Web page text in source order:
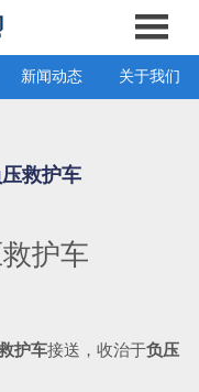
新闻动态 关于我们
救护车
护车
护车接送，收治于负压